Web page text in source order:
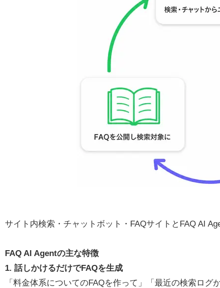
サイト内検索・チャットボット・FAQサイトとFAQ AI
FAQ AI Agentの主な特徴
1. 話しかけるだけでFAQを生成
「料金体系についてのFAQを作って」「最近の検索ロ